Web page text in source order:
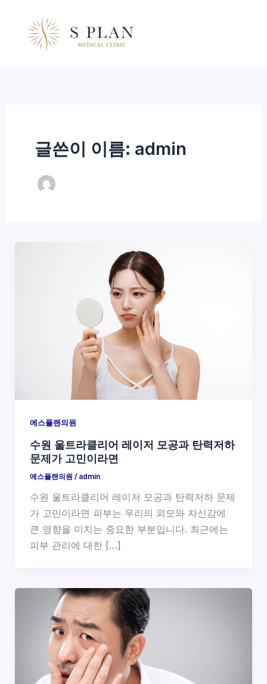
글쓴이 이름: admin
에스플랜의원
수원 울트라클리어 레이저 모공과 탄력저하
문제가 고민이라면
에스플랜의원 / admin
수원 울트라클리어 레이저 모공과 탄력저하 문제
가 고민이라면 피부는 우리의 외모와 자신감에
큰 영향을 미치는 중요한 부분입니다. 최근에는
피부 관리에 대한 […]